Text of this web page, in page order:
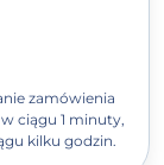
zamówienia
ciągu 1 minuty,
kilku godzin.